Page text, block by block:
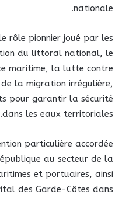
nationale.
rôle pionnier joué par les
du littoral national, le
maritime, la lutte contre
la migration irrégulière,
pour garantir la sécurité
dans les eaux territoriales.
particulière accordée
au secteur de la
et portuaires, ainsi
des Garde-Côtes dans